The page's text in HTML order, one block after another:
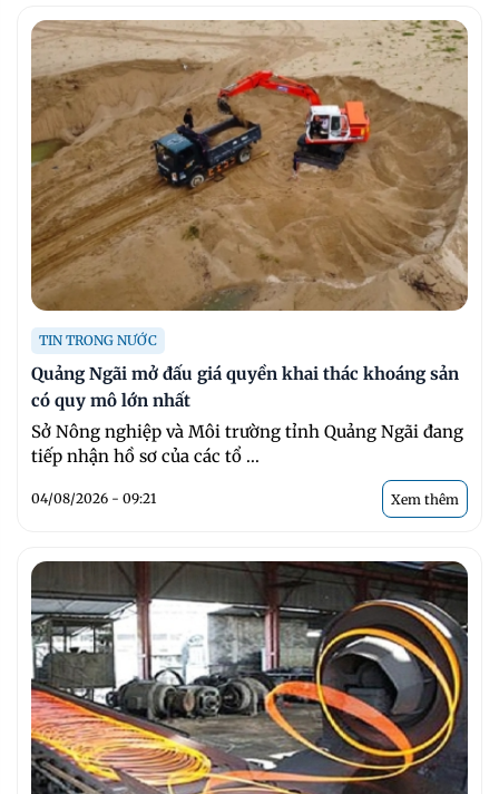
TIN TRONG NƯỚC
Quảng Ngãi mở đấu giá quyền khai thác khoáng sản
có quy mô lớn nhất
Sở Nông nghiệp và Môi trường tỉnh Quảng Ngãi đang
tiếp nhận hồ sơ của các tổ ...
04/08/2026 - 09:21 Xem thêm